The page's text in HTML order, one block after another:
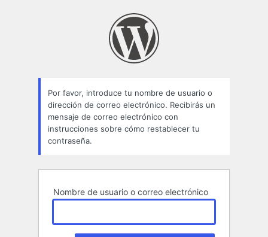
Por favor, introduce tu nombre de usuario o
dirección de correo electrónico. Recibirás un
mensaje de correo electrónico con
instrucciones sobre cómo restablecer tu
contraseña.
Nombre de usuario o correo electrónico